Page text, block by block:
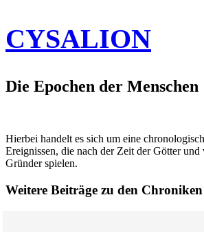
CYSALION
Die Epochen der Menschen
Hierbei handelt es sich um eine
Ereignissen, die nach der Zeit der Götter
Gründer spielen.
Weitere Beiträge zu den Chroniken